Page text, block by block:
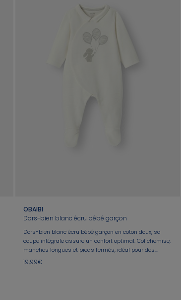
OBAIBI
Dors-bien blanc écru bébé garçon
Dors-bien blanc écru bébé garçon en coton doux, sa
coupe intégrale assure un confort optimal. Col chemise,
manches longues et pieds fermés, idéal pour des
températures fraîches. Fermeture par pression pour un
habillage facile. Parfait pour les nuits paisibles et
19,99€